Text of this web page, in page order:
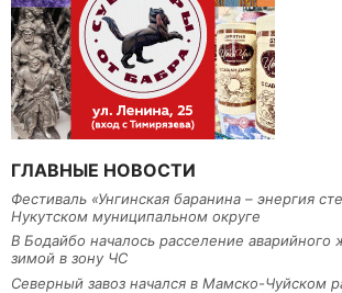
ГЛАВНЫЕ НОВОСТИ
Фестиваль «Унгинская баранина – энергия
Нукутском муниципальном округе
В Бодайбо началось расселение аварийного
зимой в зону ЧС
Северный завоз начался в Мамско-Чуйском